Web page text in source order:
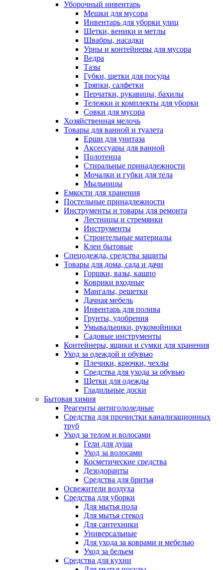
Уборочный инвентарь
Мешки для мусора
Инвентарь для уборки улиц
Щетки, веники и метлы
Швабры, насадки
Урны и контейнеры для мусора
Ведра
Тазы
Губки, щетки для посуды
Тряпки, салфетки
Перчатки, рукавицы, бахилы
Тележки и комплекты для уборки
Совки для мусора
Хозяйственная мелочь
Товары для ванной и туалета
Ерши для унитаза
Аксессуары для ванной
Полотенца
Стиральные принадлежности
Мочалки и губки для тела
Мыльницы
Емкости для хранения
Постельные принадлежности
Инструменты и товары для ремонта
Лестницы и стремянки
Инструменты
Строительные материалы
Клеи бытовые
Спецодежда, средства защиты
Товары для дома, сада и дачи
Горшки, вазы, кашпо
Коврики входные
Мангалы, решетки
Дачная мебель
Инвентарь для полива
Грунты, удобрения
Умывальники, рукомойники
Садовые инструменты
Контейнеры, ящики и сумки для хранения
Уход за одеждой и обувью
Плечики, крючки, чехлы
Средства для ухода за обувью
Щетки для одежды
Гладильные доски
Бытовая химия
Реагенты антигололедные
Средства для прочистки канализационных
труб
Уход за телом и волосами
Гели для душа
Уход за волосами
Косметические средства
Дезодоранты
Средства для бритья
Освежители воздуха
Средства для уборки
Для мытья пола
Для мытья стекол
Для сантехники
Универсальные
Для ухода за коврами и мебелью
Уход за бельем
Средства для кухни